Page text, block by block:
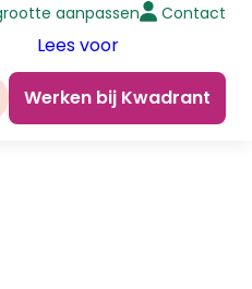
Lees voor
Werken bij Kwadrant
aanpassen Contact